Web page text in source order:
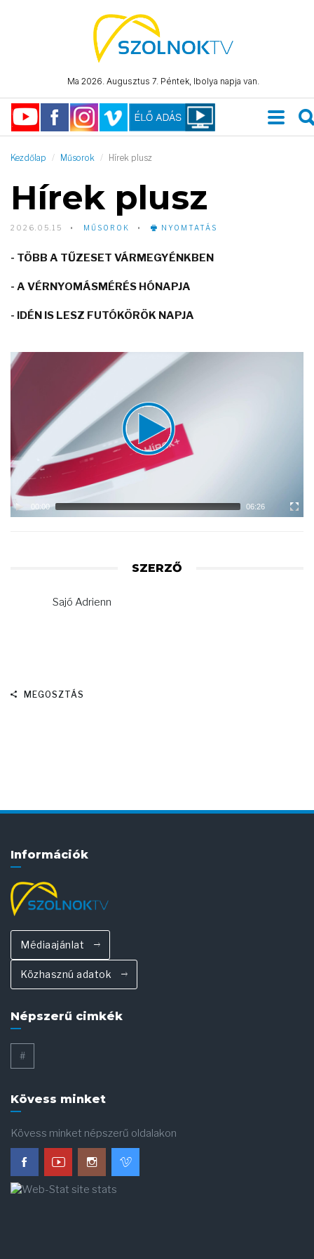
Ma 2026. Augusztus 7. Péntek, Ibolya napja van.
Kezdőlap Műsorok Hírek plusz
Hírek plusz
2026.05.15 MŰSOROK NYOMTATÁS
- TÖBB A TŰZESET VÁRMEGYÉNKBEN
- A VÉRNYOMÁSMÉRÉS HÓNAPJA
- IDÉN IS LESZ FUTÓKÖRÖK NAPJA
Video
Player
00:00 06:26
SZERZŐ
Sajó Adrienn
MEGOSZTÁS
Információk
Médiaajánlat
Közhasznú adatok
Népszerű cimkék
#
Kövess minket
Kövess minket népszerű oldalakon